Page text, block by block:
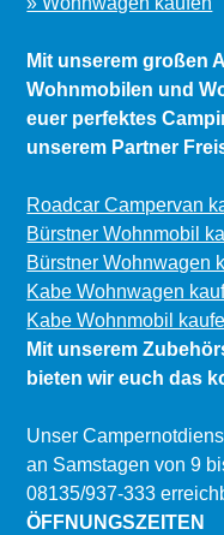
Mit unserem großen
Wohnmobilen und
euer perfektes
unserem Partner
Roadcar Campervan
Bürstner Wohnmobil
Bürstner Wohnwagen
Kabe Wohnwagen
Kabe Wohnmobil
Mit unserem
bieten wir euch das
Unser
an Samstagen von 9
08135/937-333
ÖFFNUNGSZEITEN